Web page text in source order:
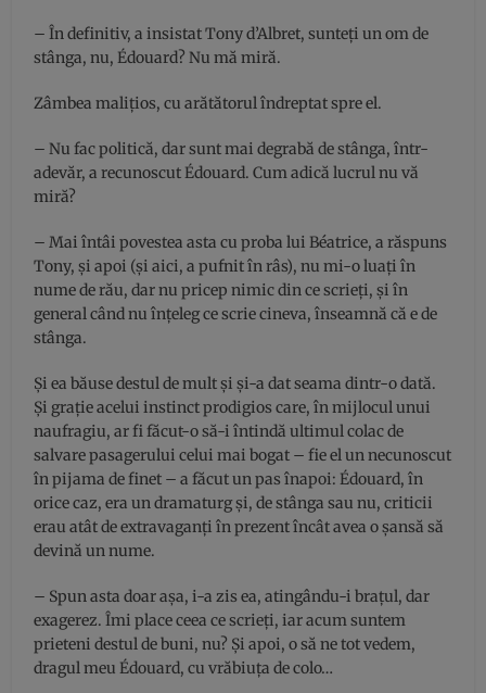
– În definitiv, a insistat Tony d’Albret, sunteţi un om de
stânga, nu, Édouard? Nu mă miră.
Zâmbea maliţios, cu arătătorul îndreptat spre el.
– Nu fac politică, dar sunt mai degrabă de stânga, într-
adevăr, a recunoscut Édouard. Cum adică lucrul nu vă
miră?
– Mai întâi povestea asta cu proba lui Béatrice, a răspuns
Tony, şi apoi (şi aici, a pufnit în râs), nu mi-o luaţi în
nume de rău, dar nu pricep nimic din ce scrieţi, şi în
general când nu înţeleg ce scrie cineva, înseamnă că e de
stânga.
Şi ea băuse destul de mult şi şi-a dat seama dintr-o dată.
Şi graţie acelui instinct prodigios care, în mijlocul unui
naufragiu, ar fi făcut-o să-i întindă ultimul colac de
salvare pasagerului celui mai bogat – fie el un necunoscut
în pijama de finet – a făcut un pas înapoi: Édouard, în
orice caz, era un dramaturg şi, de stânga sau nu, criticii
erau atât de extravaganţi în prezent încât avea o şansă să
devină un nume.
– Spun asta doar aşa, i-a zis ea, atingându-i braţul, dar
exagerez. Îmi place ceea ce scrieţi, iar acum suntem
prieteni destul de buni, nu? Şi apoi, o să ne tot vedem,
dragul meu Édouard, cu vrăbiuţa de colo…